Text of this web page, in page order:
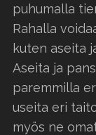
puhumalla
Rahalla
kuten aseita
Aseita ja
paremmilla
useita eri
myös ne